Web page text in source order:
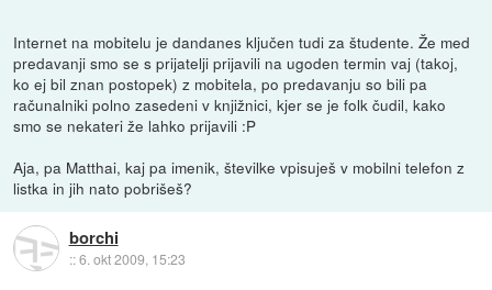
Internet na mobitelu je dandanes ključen tudi za študente. Že med
predavanji smo se s prijatelji prijavili na ugoden termin vaj (takoj,
ko ej bil znan postopek) z mobitela, po predavanju so bili pa
računalniki polno zasedeni v knjižnici, kjer se je folk čudil, kako
smo se nekateri že lahko prijavili :P
Aja, pa Matthai, kaj pa imenik, številke vpisuješ v mobilni telefon z
listka in jih nato pobrišeš?
borchi
::6. okt 2009, 15:23